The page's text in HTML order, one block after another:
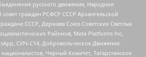
русского движения, Народное
граждан РСФСР СССР Архангельской
СССР, Держава Союз Советских Светлых
Районов, Meta Platforms Inc,
СИЧ-С14, Добровольческое Движение
Черный Комитет, Татарстанское